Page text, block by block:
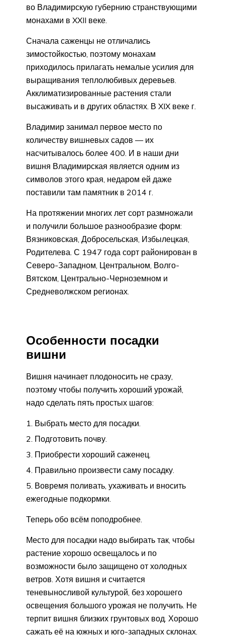
во Владимирскую губернию странствующими
монахами в XXII веке.
Сначала саженцы не отличались
зимостойкостью, поэтому монахам
приходилось прилагать немалые усилия для
выращивания теплолюбивых деревьев.
Акклиматизированные растения стали
высаживать и в других областях. В XIX веке г.
Владимир занимал первое место по
количеству вишневых садов — их
насчитывалось более 400. И в наши дни
вишня Владимирская является одним из
символов этого края, недаром ей даже
поставили там памятник в 2014 г.
На протяжении многих лет сорт размножали
и получили большое разнообразие форм:
Вязниковская, Добросельская, Избылецкая,
Родителева. С 1947 года сорт районирован в
Северо-Западном, Центральном, Волго-
Вятском, Центрально-Черноземном и
Средневолжском регионах.
Особенности посадки
вишни
Вишня начинает плодоносить не сразу,
поэтому чтобы получить хороший урожай,
надо сделать пять простых шагов:
Выбрать место для посадки.
Подготовить почву.
Приобрести хороший саженец.
Правильно произвести саму посадку.
Вовремя поливать, ухаживать и вносить
ежегодные подкормки.
Теперь обо всём поподробнее.
Место для посадки надо выбирать так, чтобы
растение хорошо освещалось и по
возможности было защищено от холодных
ветров. Хотя вишня и считается
теневыносливой культурой, без хорошего
освещения большого урожая не получить. Не
терпит вишня близких грунтовых вод. Хорошо
сажать её на южных и юго-западных склонах.